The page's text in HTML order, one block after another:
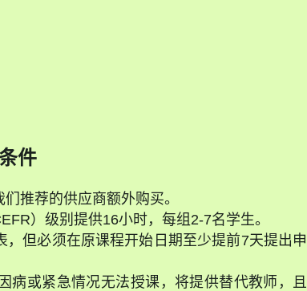
件
推荐的供应商额外购买。
）级别提供16小时，每组2-7名学生。
但必须在原课程开始日期至少提前7天提出申
病或紧急情况无法授课，将提供替代教师，且